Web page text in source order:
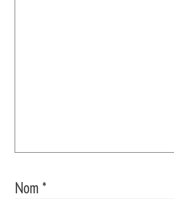
Nom *